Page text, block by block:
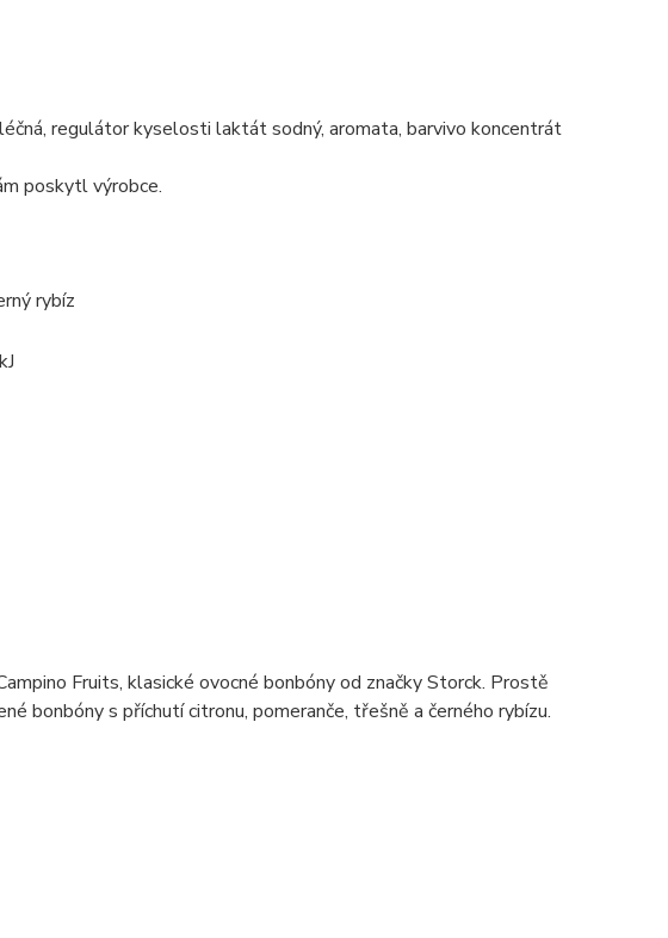
regulátor kyselosti laktát sodný, aromata, barvivo koncentrát
poskytl výrobce.
rybíz
Fruits, klasické ovocné bonbóny od značky Storck. Prostě
bonbóny s příchutí citronu, pomeranče, třešně a černého rybízu.